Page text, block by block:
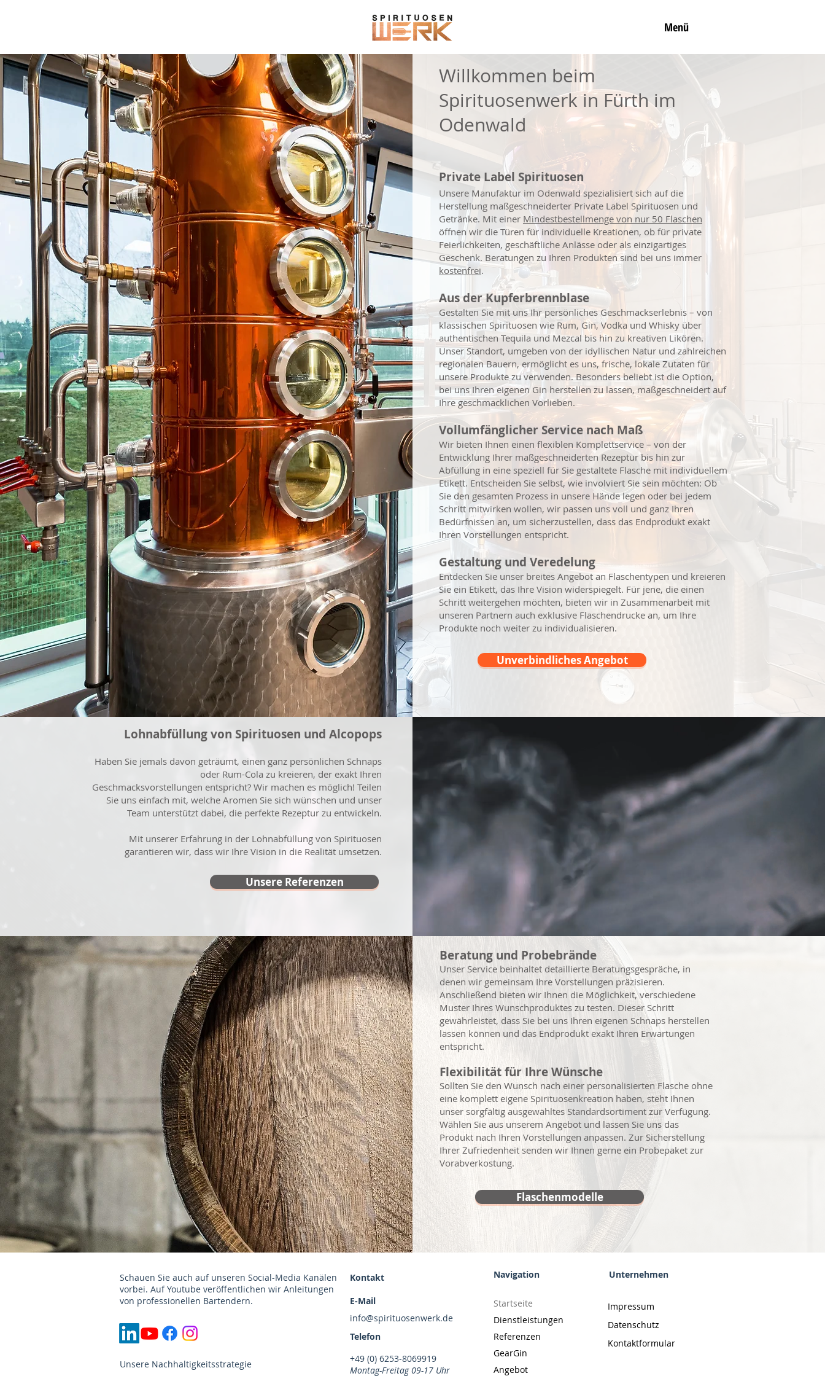
Menü
Willkommen beim
Spirituosenwerk in Fürth im
Odenwald
Private Label Spirituosen
Unsere Manufaktur im Odenwald spezialisiert sich auf die
Herstellung maßgeschneiderter Private Label Spirituosen und
Getränke. Mit einer Mindestbestellmenge von nur 50 Flaschen
öffnen wir die Türen für individuelle Kreationen, ob für private
Feierlichkeiten, geschäftliche Anlässe oder als einzigartiges
Geschenk. Beratungen zu Ihren Produkten sind bei uns immer
kostenfrei.
Aus der Kupferbrennblase
Gestalten Sie mit uns Ihr persönliches Geschmackserlebnis – von
klassischen Spirituosen wie Rum, Gin, Vodka und Whisky über
authentischen Tequila und Mezcal bis hin zu kreativen Likören.
Unser Standort, umgeben von der idyllischen Natur und zahlreichen
regionalen Bauern, ermöglicht es uns, frische, lokale Zutaten für
unsere Produkte zu verwenden. Besonders beliebt ist die Option,
bei uns Ihren eigenen Gin herstellen zu lassen, maßgeschneidert auf
Ihre geschmacklichen Vorlieben.
Vollumfänglicher Service nach Maß
Wir bieten Ihnen einen flexiblen Komplettservice – von der
Entwicklung Ihrer maßgeschneiderten Rezeptur bis hin zur
Abfüllung in eine speziell für Sie gestaltete Flasche mit individuellem
Etikett. Entscheiden Sie selbst, wie involviert Sie sein möchten: Ob
Sie den gesamten Prozess in unsere Hände legen oder bei jedem
Schritt mitwirken wollen, wir passen uns voll und ganz Ihren
Bedürfnissen an, um sicherzustellen, dass das Endprodukt exakt
Ihren Vorstellungen entspricht.
Gestaltung und Veredelung
Entdecken Sie unser breites Angebot an Flaschentypen und kreieren
Sie ein Etikett, das Ihre Vision widerspiegelt. Für jene, die einen
Schritt weitergehen möchten, bieten wir in Zusammenarbeit mit
unseren Partnern auch exklusive Flaschendrucke an, um Ihre
Produkte noch weiter zu individualisieren.
Unverbindliches Angebot
Lohnabfüllung von Spirituosen und Alcopops
Haben Sie jemals davon geträumt, einen ganz persönlichen Schnaps
oder Rum-Cola zu kreieren, der exakt Ihren
Geschmacksvorstellungen entspricht? Wir machen es möglich! Teilen
Sie uns einfach mit, welche Aromen Sie sich wünschen und unser
Team unterstützt dabei, die perfekte Rezeptur zu entwickeln.
Mit unserer Erfahrung in der Lohnabfüllung von Spirituosen
garantieren wir, dass wir Ihre Vision in die Realität umsetzen.
Unsere Referenzen
Beratung und Probebrände
Unser Service beinhaltet detaillierte Beratungsgespräche, in
denen wir gemeinsam Ihre Vorstellungen präzisieren.
Anschließend bieten wir Ihnen die Möglichkeit, verschiedene
Muster Ihres Wunschproduktes zu testen. Dieser Schritt
gewährleistet, dass Sie bei uns Ihren eigenen Schnaps herstellen
lassen können und das Endprodukt exakt Ihren Erwartungen
entspricht.
Flexibilität für Ihre Wünsche
Sollten Sie den Wunsch nach einer personalisierten Flasche ohne
eine komplett eigene Spirituosenkreation haben, steht Ihnen
unser sorgfältig ausgewähltes Standardsortiment zur Verfügung.
Wählen Sie aus unserem Angebot und lassen Sie uns das
Produkt nach Ihren Vorstellungen anpassen. Zur Sicherstellung
Ihrer Zufriedenheit senden wir Ihnen gerne ein Probepaket zur
Vorabverkostung.
Flaschenmodelle
Schauen Sie auch auf unseren Social-Media Kanälen
vorbei. Auf Youtube veröffentlichen wir Anleitungen
von professionellen Bartendern.
Unsere Nachhaltigkeitsstrategie
Kontakt
E-Mail
info@spirituosenwerk.de
Telefon
+49 (0) 6253-8069919
Montag-Freitag 09-17 Uhr
Navigation
Startseite
Dienstleistungen
Referenzen
GearGin
Angebot
Unternehmen
Impressum
Datenschutz
Kontaktformular